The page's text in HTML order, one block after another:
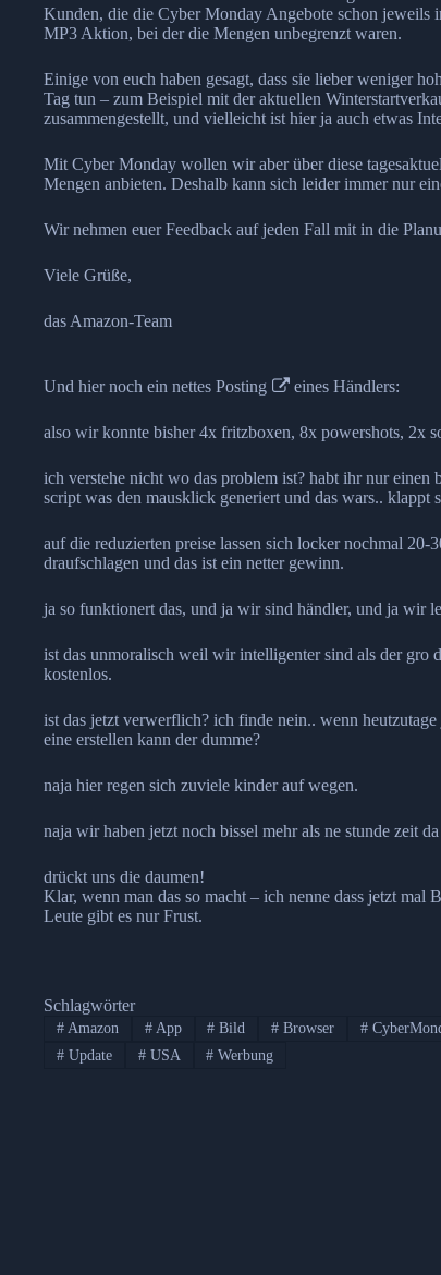
Kunden, die die Cyber Monday Angebote schon jeweils
MP3 Aktion, bei der die Mengen unbegrenzt waren.
Einige von euch haben gesagt, dass sie lieber weniger
Tag tun – zum Beispiel mit der aktuellen
zusammengestellt, und vielleicht ist hier ja auch etwas
Mit Cyber Monday wollen wir aber über diese
Mengen anbieten. Deshalb kann sich leider immer nur
Wir nehmen euer Feedback auf jeden Fall mit in die
Viele Grüße,
das Amazon-Team
Und hier noch ein nettes Posting eines Händlers:
also wir konnte bisher 4x fritzboxen, 8x powershots, 2x
ich verstehe nicht wo das problem ist? habt ihr nur
script was den mausklick generiert und das wars.. klappt
auf die reduzierten preise lassen sich locker nochmal 20-
draufschlagen und das ist ein netter gewinn.
ja so funktionert das, und ja wir sind händler, und ja wir
ist das unmoralisch weil wir intelligenter sind als der gro
kostenlos.
ist das jetzt verwerflich? ich finde nein.. wenn
eine erstellen kann der dumme?
naja hier regen sich zuviele kinder auf wegen.
naja wir haben jetzt noch bissel mehr als ne stunde zeit
drückt uns die daumen!
Klar, wenn man das so macht – ich nenne dass jetzt
Leute gibt es nur Frust.
Schlagwörter
#Amazon #App # Bild # Browser #
#Update #USA # Werbung